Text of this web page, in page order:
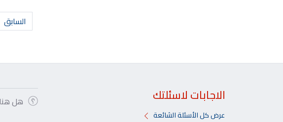
السابق
الاجابات لاسئلتك
عرض كل الأسئلة الشائعة
هل